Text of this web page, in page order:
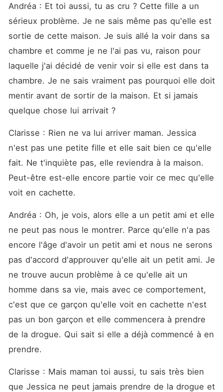
Andréa : Et toi aussi, tu as cru ? Cette fille a un
sérieux problème. Je ne sais même pas qu'elle est
sortie de cette maison. Je suis allé la voir dans sa
chambre et comme je ne l'ai pas vu, raison pour
laquelle j'ai décidé de venir voir si elle est dans ta
chambre. Je ne sais vraiment pas pourquoi elle doit
mentir avant de sortir de la maison. Et si jamais
quelque chose lui arrivait ?
Clarisse : Rien ne va lui arriver maman. Jessica
n'est pas une petite fille et elle sait bien ce qu'elle
fait. Ne t'inquiète pas, elle reviendra à la maison.
Peut-être est-elle encore partie voir ce mec qu'elle
voit en cachette.
Andréa : Oh, je vois, alors elle a un petit ami et elle
ne peut pas nous le montrer. Parce qu'elle n'a pas
encore l'âge d'avoir un petit ami et nous ne serons
pas d'accord d'approuver qu'elle ait un petit ami. Je
ne trouve aucun problème à ce qu'elle ait un
homme dans sa vie, mais avec ce comportement,
c'est que ce garçon qu'elle voit en cachette n'est
pas un bon garçon et elle commencera à prendre
de la drogue. Qui sait si elle a déjà commencé à en
prendre.
Clarisse : Mais maman toi aussi, tu sais très bien
que Jessica ne peut jamais prendre de la drogue et